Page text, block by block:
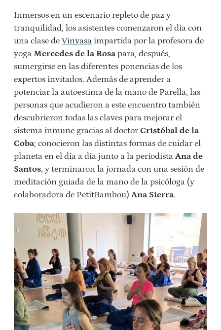
Inmersos en un escenario repleto de paz y
tranquilidad, los asistentes comenzaron el día con
una clase de Vinyasa impartida por la profesora de
yoga Mercedes de la Rosa para, después,
sumergirse en las diferentes ponencias de los
expertos invitados. Además de aprender a
potenciar la autoestima de la mano de Parella, las
personas que acudieron a este encuentro también
descubrieron todas las claves para mejorar el
sistema inmune gracias al doctorCristóbal de la
Coba; conocieron las distintas formas de cuidar el
planeta en el día a día junto a la periodista Ana de
Santos, y terminaron la jornada con una sesión de
meditación guiada de la mano de la psicóloga (y
colaboradora de PetitBambou) Ana Sierra.